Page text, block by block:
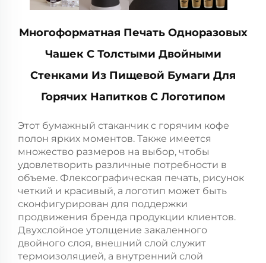
Многоформатная Печать Одноразовых
Чашек С Толстыми Двойными
Стенками Из Пищевой Бумаги Для
Горячих Напитков С Логотипом
Этот бумажный стаканчик с горячим кофе
полон ярких моментов. Также имеется
множество размеров на выбор, чтобы
удовлетворить различные потребности в
объеме. Флексографическая печать, рисунок
четкий и красивый, а логотип может быть
сконфигурирован для поддержки
продвижения бренда продукции клиентов.
Двухслойное утолщение закаленного
двойного слоя, внешний слой служит
термоизоляцией, а внутренний слой